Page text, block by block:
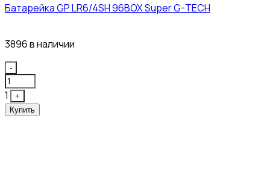
Батарейка GP LR6/4SH 96BOX Super G-TECH
3896 в наличии
Quantity
-
1
+
Купить